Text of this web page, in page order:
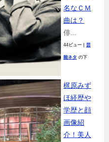
名なＣＭ
曲は？
俳...
44ビュー 芸
能ネタ の下
梶原みず
ほ経歴や
学歴と顔
画像紹
介！美人